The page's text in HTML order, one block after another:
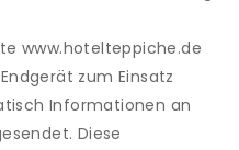
www.hotelteppiche.de
zum Einsatz
Informationen an
Diese